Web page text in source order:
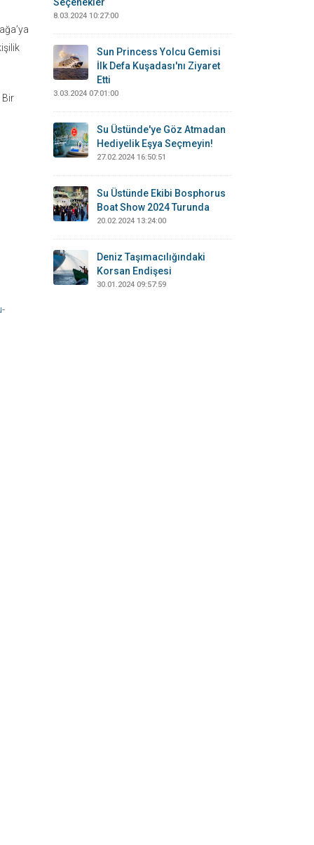
Bir
8.03.2024 10:27:00
Sun Princess Yolcu Gemisi
İlk Defa Kuşadası'nı Ziyaret
Etti
3.03.2024 07:01:00
Su Üstünde'ye Göz Atmadan
Hediyelik Eşya Seçmeyin!
27.02.2024 16:50:51
Su Üstünde Ekibi Bosphorus
Boat Show 2024 Turunda
20.02.2024 13:24:00
Deniz Taşımacılığındaki
Korsan Endişesi
30.01.2024 09:57:59